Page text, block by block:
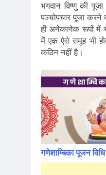
भगवान विष्णु की
पञ्चोपचार पूजा करने
ही अनेकानेक रूपों में
में एक ऐसे समूह भी
कठिन नहीं है।
गणेशाम्बिका पूजन विधि